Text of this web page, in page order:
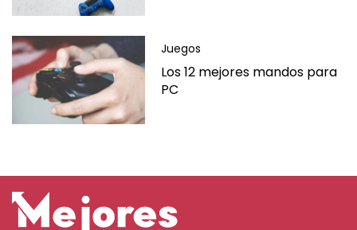
Juegos
Los 12 mejores mandos para
PC